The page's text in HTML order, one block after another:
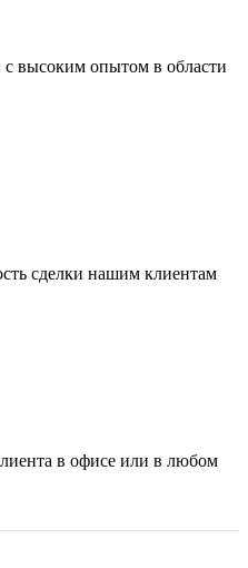
высоким опытом в области
сделки нашим клиентам
в офисе или в любом